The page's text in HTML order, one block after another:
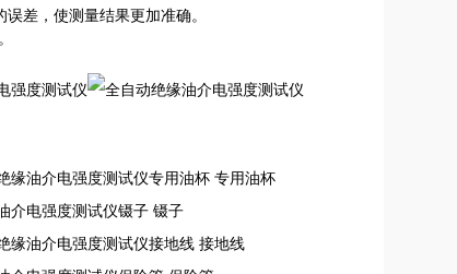
差，使测量结果更加准确。
专用油杯
镊子
接地线